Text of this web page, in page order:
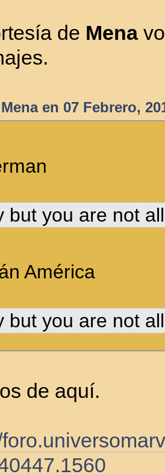
de Mena
en 07 Febrero,
but you are not
América
but you are not
de aquí.